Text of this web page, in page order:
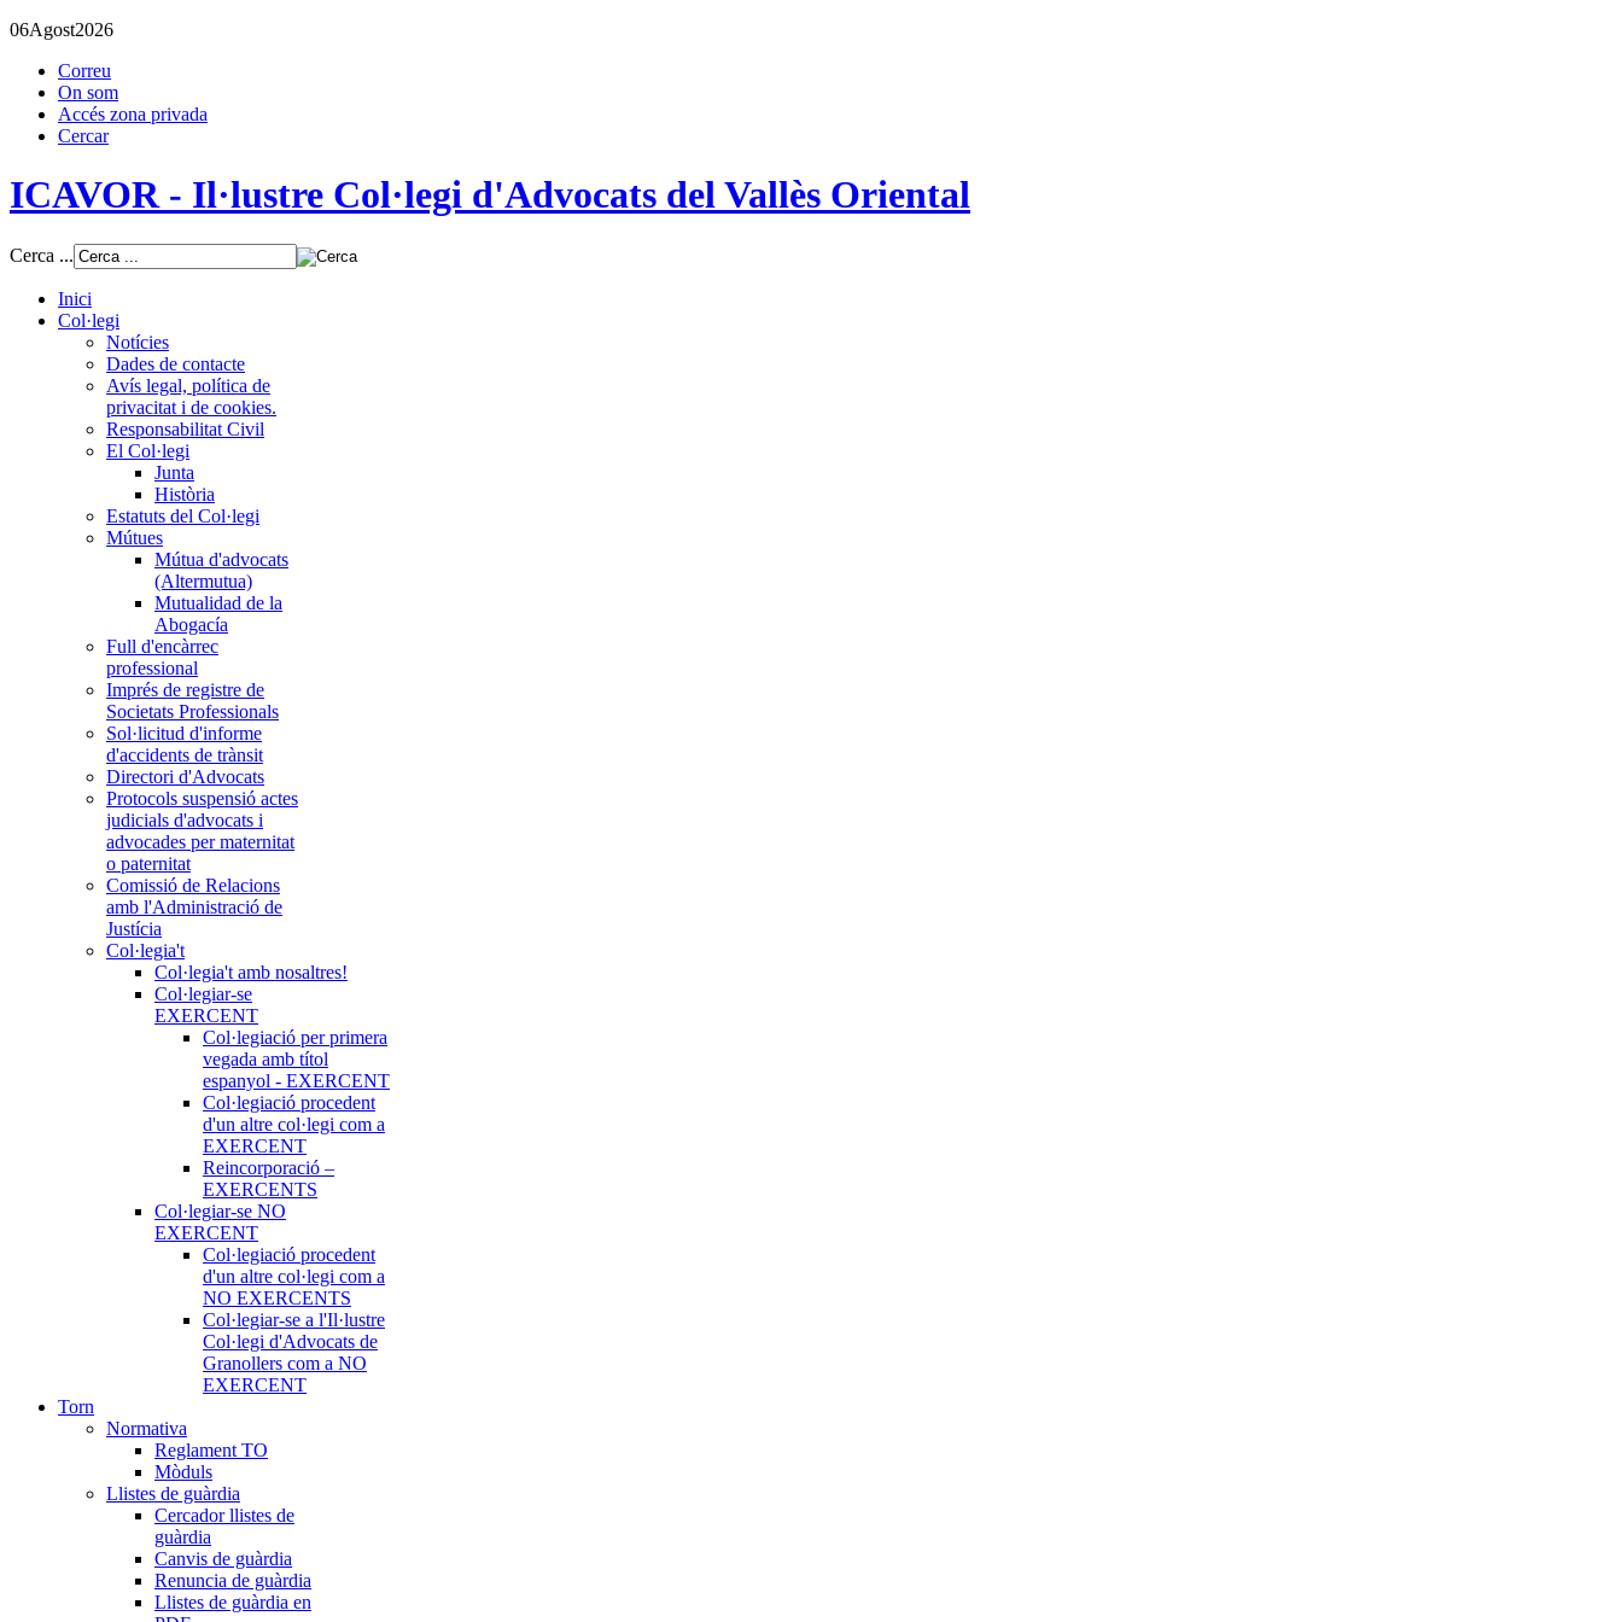
06Agost2026
Correu
On som
Accés zona privada
Cercar
ICAVOR - Il·lustre Col·legi d'Advocats del Vallès Oriental
Cerca ...
Inici
Col·legi
Notícies
Dades de contacte
Avís legal, política de
privacitat i de cookies.
Responsabilitat Civil
El Col·legi
Junta
Història
Estatuts del Col·legi
Mútues
Mútua d'advocats
(Altermutua)
Mutualidad de la
Abogacía
Full d'encàrrec
professional
Imprés de registre de
Societats Professionals
Sol·licitud d'informe
d'accidents de trànsit
Directori d'Advocats
Protocols suspensió actes
judicials d'advocats i
advocades per maternitat
o paternitat
Comissió de Relacions
amb l'Administració de
Justícia
Col·legia't
Col·legia't amb nosaltres!
Col·legiar-se
EXERCENT
Col·legiació per primera
vegada amb títol
espanyol - EXERCENT
Col·legiació procedent
d'un altre col·legi com a
EXERCENT
Reincorporació –
EXERCENTS
Col·legiar-se NO
EXERCENT
Col·legiació procedent
d'un altre col·legi com a
NO EXERCENTS
Col·legiar-se a l'Il·lustre
Col·legi d'Advocats de
Granollers com a NO
EXERCENT
Torn
Normativa
Reglament TO
Mòduls
Llistes de guàrdia
Cercador llistes de
guàrdia
Canvis de guàrdia
Renuncia de guàrdia
Llistes de guàrdia en